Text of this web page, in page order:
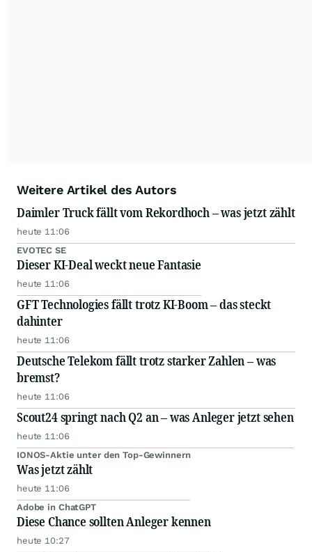
Weitere Artikel des Autors
Daimler Truck fällt vom Rekordhoch – was jetzt zählt
heute 11:06
EVOTEC SE
Dieser KI-Deal weckt neue Fantasie
heute 11:06
GFT Technologies fällt trotz KI-Boom – das steckt
dahinter
heute 11:06
Deutsche Telekom fällt trotz starker Zahlen – was
bremst?
heute 11:06
Scout24 springt nach Q2 an – was Anleger jetzt sehen
heute 11:06
IONOS-Aktie unter den Top-Gewinnern
Was jetzt zählt
heute 11:06
Adobe in ChatGPT
Diese Chance sollten Anleger kennen
heute 10:27